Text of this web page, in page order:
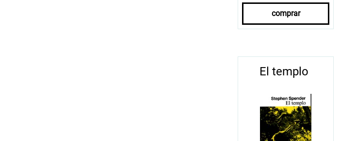
comprar
El templo